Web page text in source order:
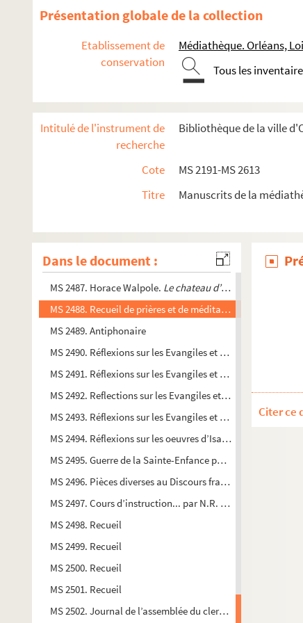
Présentation globale de la collection
Etablissement de
conservation
Médiathèque. Orléans,
Tous les
Intitulé de l'instrument de
recherche
Bibliothèque de la ville
Cote
MS 2191-MS 2613
Titre
Manuscrits de la
Dans le document :
MS 2374. François Hauchecorne.Le Parlement de Bordeaux
MS 2380.1. Félix Dupanloup. Papiers
MS 2380.2. Famille Lavedan - Auguste Boucher
MS 2381-MS 2385. Paul Guillaume. Papiers
MS 2386-MS 2387. Auguste Baillet. Notes et documentation
MS 2391-MS 2394. Raymond Prévost. Conférences,
MS 2485. Tractatus de vera religione
MS 2486. Catéchisme de la doctrine chrétienne sous forme
MS 2487. Horace Walpole. Le chateau d’Otrante : histoire
MS 2488. Recueil de prières et de méditations
MS 2489. Antiphonaire
MS 2490. Réflexions sur les Evangiles et épitres de toute
MS 2491. Réflexions sur les Evangiles et épitres de toute
MS 2492. Reflections sur les Evangiles et épitres de toute
MS 2493. Réflexions sur les Evangiles et épitres de toute
MS 2494. Réflexions sur les oeuvres d’Isaac Jaquelot
MS 2495. Guerre de la Sainte-Enfance pour le rachat des
MS 2496. Pièces diverses au Discours françois et choisis
MS 2497. Cours d’instruction... par N.R. Ruet-Gausset
MS 2498. Recueil
MS 2499. Recueil
MS 2500. Recueil
MS 2501. Recueil
MS 2502. Journal de l’assemblée du clergé de France
Citer ce